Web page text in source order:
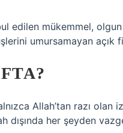
edilen mükemmel,
umursamayan açık
Allah’tan razı olan
dışında her şeyden